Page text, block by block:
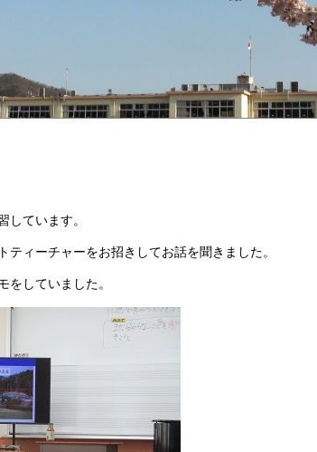
しています。
ティーチャーをお招きしてお話を聞きました。
をしていました。